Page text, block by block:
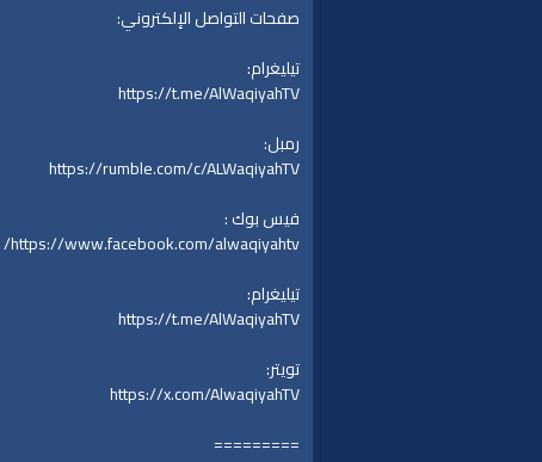
صفحات التواصل الإلكتروني:
تيليغرام:
https://t.me/AlWaqiyahTV
رمبل:
https://rumble.com/c/ALWaqiyahTV
فيس بوك :
https://www.facebook.com/alwaqiyahtv/
تيليغرام:
https://t.me/AlWaqiyahTV
تويتر:
https://x.com/AlwaqiyahTV
=========